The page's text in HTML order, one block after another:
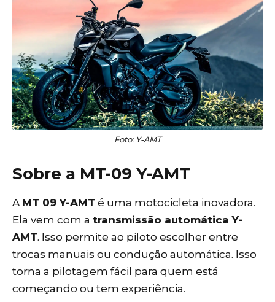
Foto: Y-AMT
Sobre a MT-09 Y-AMT
A MT 09 Y-AMT é uma motocicleta inovadora.
Ela vem com a transmissão automática Y-
AMT. Isso permite ao piloto escolher entre
trocas manuais ou condução automática. Isso
torna a pilotagem fácil para quem está
começando ou tem experiência.